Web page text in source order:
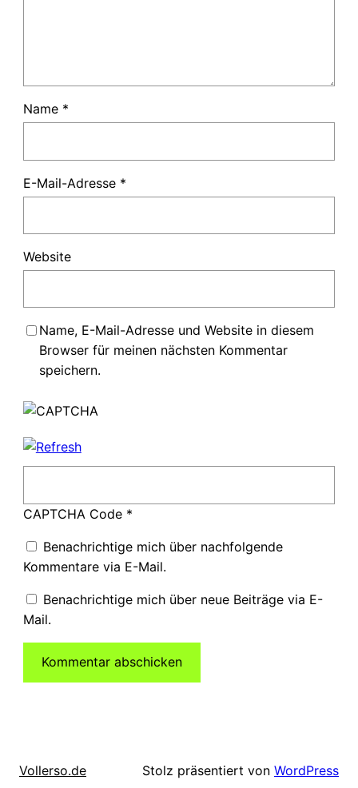
Name *
E-Mail-Adresse *
Website
Name, E-Mail-Adresse und Website in diesem
Browser für meinen nächsten Kommentar
speichern.
CAPTCHA Code*
Benachrichtige mich über nachfolgende
Kommentare via E-Mail.
Benachrichtige mich über neue Beiträge via E-
Mail.
Vollerso.de Stolz präsentiert von WordPress